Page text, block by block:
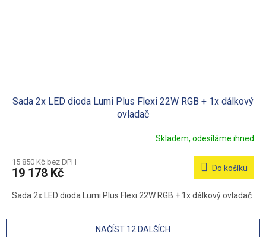
Sada 2x LED dioda Lumi Plus Flexi 22W RGB + 1x dálkový
ovladač
Skladem, odesíláme ihned
15 850 Kč bez DPH
19 178 Kč Do košíku
Sada 2x LED dioda Lumi Plus Flexi 22W RGB + 1x dálkový ovladač
NAČÍST 12 DALŠÍCH